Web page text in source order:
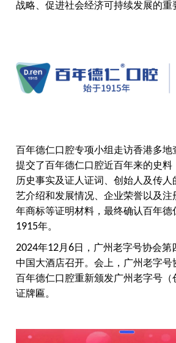
战略、促进社会经济可持续发展的重
百年德仁口腔专项小组走访香港多地
提交了百年德仁口腔近百年来的史料
历史事实及证人证词、创始人及传
艺介绍和发展情况、企业荣誉以及注
年商标等证明材料，最终确认百年德
1915年。
2024年12月6日，广州老字号协会第
中国大酒店召开。会上，广州老字号
百年德仁口腔重新颁发广州老字号（
证牌匾。